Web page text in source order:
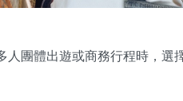
團體出遊或商務行程時，